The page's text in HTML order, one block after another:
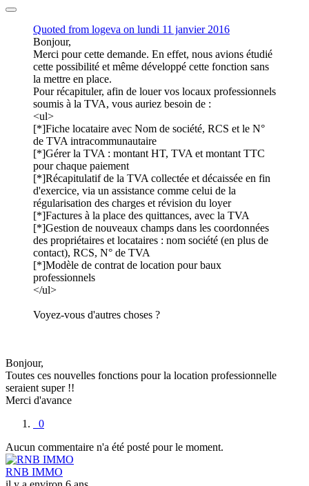
Quoted from logeva on lundi 11 janvier 2016
Bonjour,
Merci pour cette demande. En effet, nous avions étudié
cette possibilité et même développé cette fonction sans
la mettre en place.
Pour récapituler, afin de louer vos locaux professionnels
soumis à la TVA, vous auriez besoin de :
<ul>
[*]Fiche locataire avec Nom de société, RCS et le N°
de TVA intracommunautaire
[*]Gérer la TVA : montant HT, TVA et montant TTC
pour chaque paiement
[*]Récapitulatif de la TVA collectée et décaissée en fin
d'exercice, via un assistance comme celui de la
régularisation des charges et révision du loyer
[*]Factures à la place des quittances, avec la TVA
[*]Gestion de nouveaux champs dans les coordonnées
des propriétaires et locataires : nom société (en plus de
contact), RCS, N° de TVA
[*]Modèle de contrat de location pour baux
professionnels
</ul>
Voyez-vous d'autres choses ?
Bonjour,
Toutes ces nouvelles fonctions pour la location professionnelle
seraient super !!
Merci d'avance
0
Aucun commentaire n'a été posté pour le moment.
RNB IMMO